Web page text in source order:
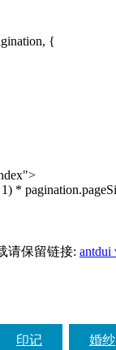
{
*
请保留链接: antdui
印记 婚纱